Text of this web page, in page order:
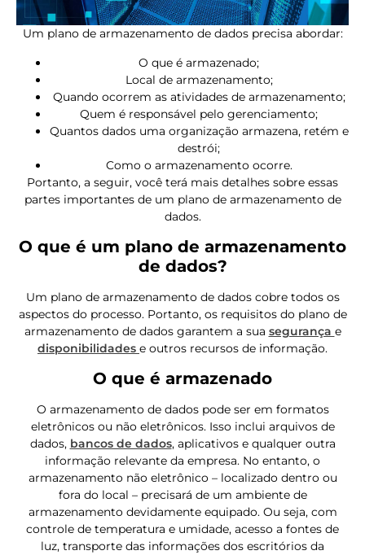
Um plano de armazenamento de dados precisa abordar:
O que é armazenado;
Local de armazenamento;
Quando ocorrem as atividades de armazenamento;
Quem é responsável pelo gerenciamento;
Quantos dados uma organização armazena, retém e
destrói;
Como o armazenamento ocorre.
Portanto, a seguir, você terá mais detalhes sobre essas
partes importantes de um plano de armazenamento de
dados.
O que é um plano de armazenamento
de dados?
Um plano de armazenamento de dados cobre todos os
aspectos do processo. Portanto, os requisitos do plano de
armazenamento de dados garantem a sua segurança e
disponibilidades e outros recursos de informação.
O que é armazenado
O armazenamento de dados pode ser em formatos
eletrônicos ou não eletrônicos. Isso inclui arquivos de
dados, bancos de dados, aplicativos e qualquer outra
informação relevante da empresa. No entanto, o
armazenamento não eletrônico – localizado dentro ou
fora do local – precisará de um ambiente de
armazenamento devidamente equipado. Ou seja, com
controle de temperatura e umidade, acesso a fontes de
luz, transporte das informações dos escritórios da